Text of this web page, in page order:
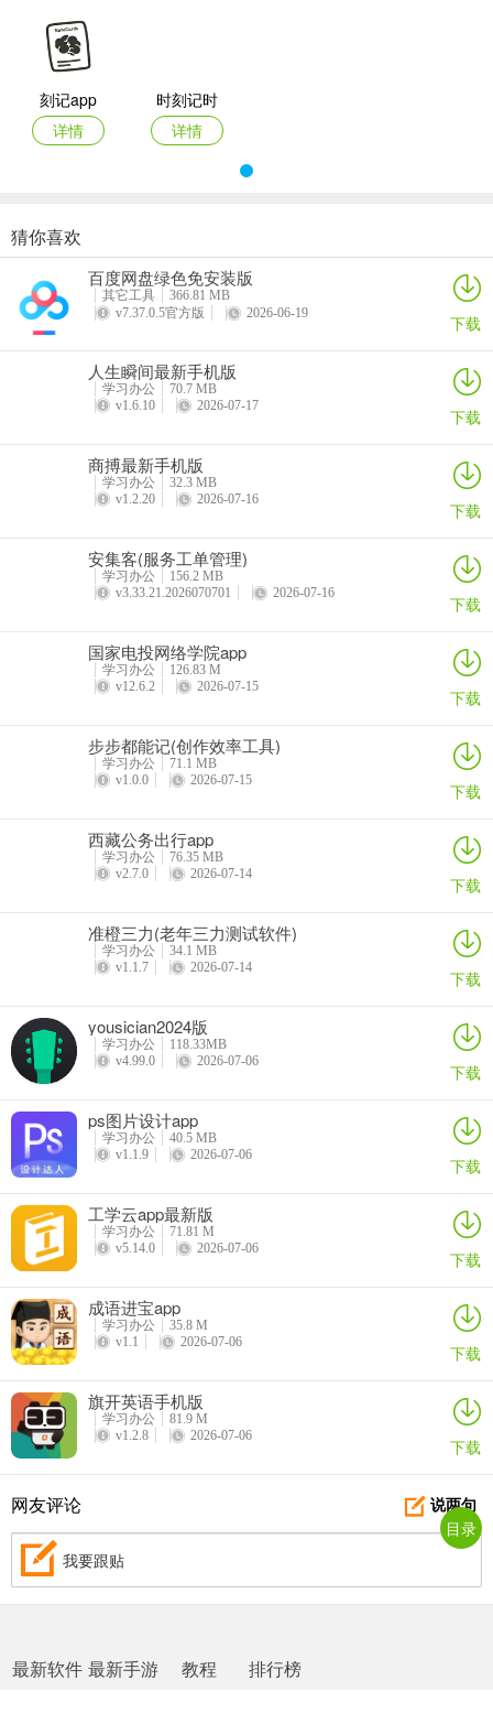
1、刻记最新手机版基于认知科学，专注学习复习记忆，适合各类学科
学习及备考。
2、它能制作多种背书闪卡，提供多种复习计划，是背书刷题的记忆助
手。
刻记铭心是什么意思
你是否想深刻记住某些重要的事情、知识或情感，却总是难以做到“刻
骨铭心”？有这样一款工具或许能帮到你。它能助力你学习任何学科或
语言，复习备考各类测试，背诵记忆各类知识。可以制作各种背书闪
卡，像挖空背书卡、英语单词卡、选择题卡、填空题卡、录音播客卡
功能特色丰富，积木式功能模块设计灵活，间隔复习方案科学，卡片
管理系统便捷，助记工具呈现多样，数据本地存储安全。无论你是学
生准备考试，还是职场人士提升自我，它都能让你更高效地记住想铭
记的内容，轻松实现“刻骨铭心”，快来试试吧。
刻记的意思
刻记是一款超棒的学习工具。它能制作各种背书闪卡，像挖空背书
卡、英语单词卡、选择题卡、填空题卡、录音播客卡等，适合各类学
各类测试，背诵记忆各类知识，记录学习想法与心得，打造个人知识
库。其功能特色超实用，积木式功能模块设计，可自由搭建，富媒体
呈现，闪卡属性方便设正反两面。间隔复习方案科学，能根据知识属
性调整复习周期。卡片管理系统强大，多维管理、双向链接、全文搜
索、全面筛选。助记工具呈现直观，模拟现实情境。数据本地存储，
安全又快速。有了刻记，学习更高效，轻松解决学习中的各种需求，
刻记app
详情
时刻记时
详情
猜你喜欢
百度网盘绿色免安装版
其它工具
366.81 MB
v7.37.0.5官方版
2026-06-19 下载
人生瞬间最新手机版
学习办公
70.7 MB
v1.6.10
2026-07-17 下载
商搏最新手机版
学习办公
32.3 MB
v1.2.20
2026-07-16 下载
安集客(服务工单管理)
学习办公
156.2 MB
v3.33.21.2026070701
2026-07-16 下载
国家电投网络学院app
学习办公
126.83 M
v12.6.2
2026-07-15 下载
步步都能记(创作效率工具)
学习办公
71.1 MB
v1.0.0
2026-07-15 下载
西藏公务出行app
学习办公
76.35 MB
v2.7.0
2026-07-14 下载
准橙三力(老年三力测试软件)
学习办公
34.1 MB
v1.1.7
2026-07-14 下载
yousician2024版
学习办公
118.33MB
v4.99.0
2026-07-06 下载
ps图片设计app
学习办公
40.5 MB
v1.1.9
2026-07-06 下载
工学云app最新版
学习办公
71.81 M
v5.14.0
2026-07-06 下载
成语进宝app
学习办公
35.8 M
v1.1
2026-07-06 下载
旗开英语手机版
学习办公
81.9 M
v1.2.8
2026-07-06 下载
说两句
网友评论
我要跟贴
最新软件 最新手游 教程 排行榜
目录